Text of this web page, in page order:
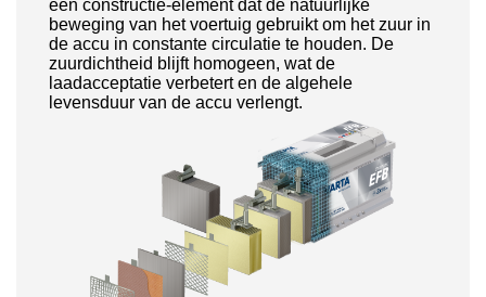
een constructie-element dat de natuurlijke
beweging van het voertuig gebruikt om het zuur in
de accu in constante circulatie te houden. De
zuurdichtheid blijft homogeen, wat de
laadacceptatie verbetert en de algehele
levensduur van de accu verlengt.